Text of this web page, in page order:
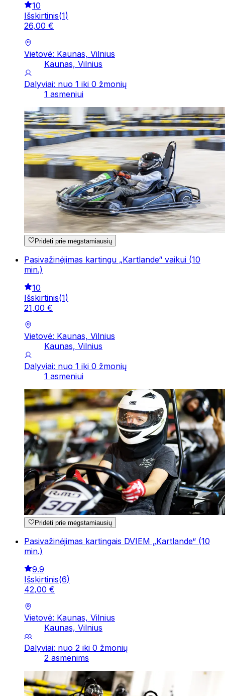
10
Išskirtinis(1)
26,00 €
Vietovė: Kaunas, Vilnius
Kaunas, Vilnius
Dalyviai: nuo 1 iki 0 žmonių
1 asmeniui
Pridėti prie mėgstamiausių
Pasivažinėjimas kartingu „Kartlande“ vaikui (10
min.)
10
Išskirtinis(1)
21,00 €
Vietovė: Kaunas, Vilnius
Kaunas, Vilnius
Dalyviai: nuo 1 iki 0 žmonių
1 asmeniui
Pridėti prie mėgstamiausių
Pasivažinėjimas kartingais DVIEM „Kartlande“ (10
min.)
9.9
Išskirtinis(6)
42,00 €
Vietovė: Kaunas, Vilnius
Kaunas, Vilnius
Dalyviai: nuo 2 iki 0 žmonių
2 asmenims